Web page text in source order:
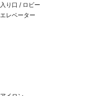
入り口 / ロビー
エレベーター